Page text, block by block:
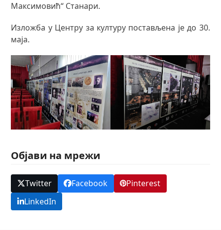
Максимовић“ Станари.
Изложба у Центру за културу постављена је до 30.
маја.
Објави на мрежи
Twitter Facebook
Pinterest
LinkedIn